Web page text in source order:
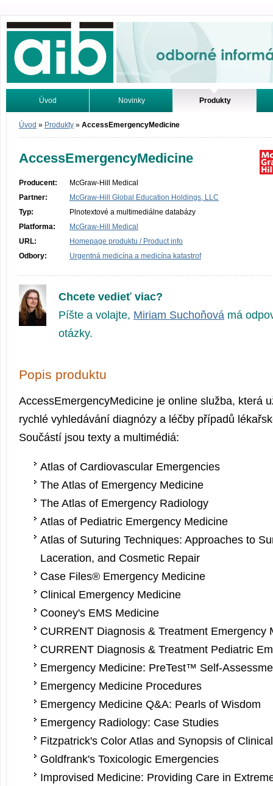
Odborné informácie. Online.
Úvod Novinky Produkty
Vyhľadávanie Tutoriály
Úvod » Produkty » AccessEmergencyMedicine
AccessEmergencyMedicine
Producent:
McGraw-Hill Medical
Partner:
McGraw-Hill Global Education Holdings, LLC
Typ:
Plnotextové a multimediálne databázy
Platforma:
McGraw-Hill Medical
URL:
Homepage produktu / Product info
Odbory:
Urgentná medicína a medicína katastrof
Chcete vedieť viac?
Píšte a volajte, Miriam Suchoňová má
otázky.
Popis produktu
AccessEmergen­cyMedicine je online služba, která
rychlé vyhledávání diagnózy a léčby případů
Součástí jsou texty a multimédiá:
Atlas of Cardiovascular Emergencies
The Atlas of Emergency Medicine
The Atlas of Emergency Radiology
Atlas of Pediatric Emergency Medicine
Atlas of Suturing Techniques: Approaches to
Laceration, and Cosmetic Repair
Case Files® Emergency Medicine
Clinical Emergency Medicine
Cooney's EMS Medicine
CURRENT Diagnosis & Treatment Emergency
CURRENT Diagnosis & Treatment Pediatric
Emergency Medicine: PreTest™ Self-
Emergency Medicine Procedures
Emergency Medicine Q&A: Pearls of Wisdom
Emergency Radiology: Case Studies
Fitzpatrick's Color Atlas and Synopsis of
Goldfrank's To­xicologic Emergencies
Improvised Medicine: Providing Care in